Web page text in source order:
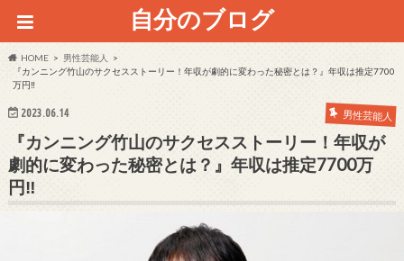
自分のブログ
HOME
男性芸能人
『カンニング竹山のサクセスストーリー！年収が劇的に変わった秘密とは？』年収は推定7700
万円‼
2023.06.14 男性芸能人
『カンニング竹山のサクセスストーリー！年収が
劇的に変わった秘密とは？』年収は推定7700万
円‼